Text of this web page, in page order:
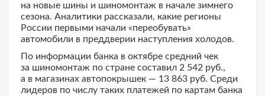
на новые шины и шиномонтаж в начале зимнего
сезона. Аналитики рассказали, какие регионы
России первыми начали «переобувать»
автомобили в преддверии наступления холодов.
По информации банка в октябре средний чек
за шиномонтаж по стране составил 2 542 руб.,
а в магазинах автопокрышек — 13 863 руб. Среди
лидеров по числу таких платежей по картам банка